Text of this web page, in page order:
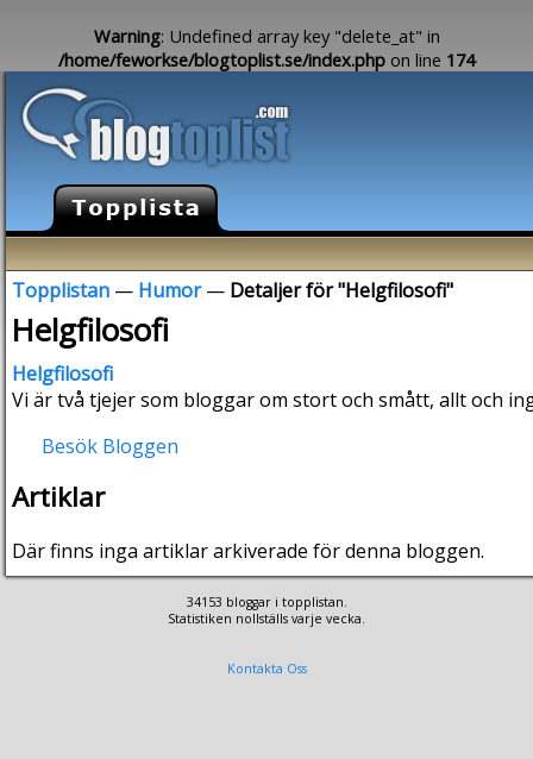
Warning: Undefined array key "delete_at" in
/home/feworkse/blogtoplist.se/index.php on line 174
Topplistan — Humor— Detaljer för "Helgfilosofi"
Helgfilosofi
Helgfilosofi
Vi är två tjejer som bloggar om stort och smått, allt och
Besök Bloggen
Artiklar
Där finns inga artiklar arkiverade för denna bloggen.
34153 bloggar i topplistan.
Statistiken nollställs varje vecka.
Kontakta Oss